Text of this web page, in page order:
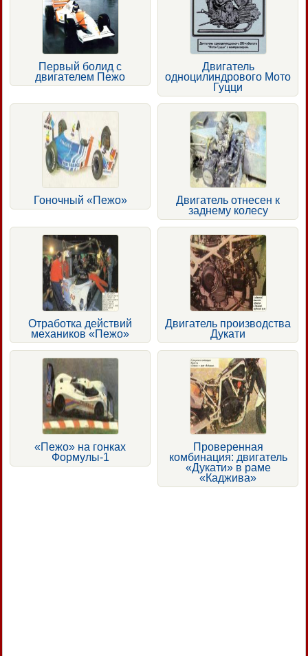
Первый болид с
двигателем Пежо
Двигатель
одноцилиндрового Мото
Гуцци
Гоночный «Пежо»
Двигатель отнесен к
заднему колесу
Отработка действий
механиков «Пежо»
Двигатель производства
Дукати
«Пежо» на гонках
Формулы-1
Проверенная
комбинация: двигатель
«Дукати» в раме
«Каджива»